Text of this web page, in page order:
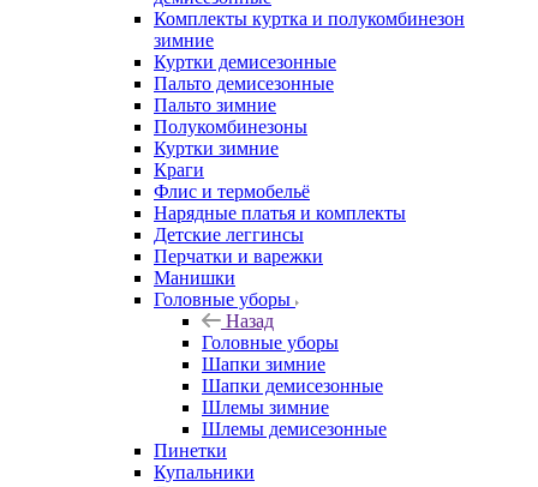
Комплекты куртка и полукомбинезон
зимние
Куртки демисезонные
Пальто демисезонные
Пальто зимние
Полукомбинезоны
Куртки зимние
Краги
Флис и термобельё
Нарядные платья и комплекты
Детские леггинсы
Перчатки и варежки
Манишки
Головные уборы
Назад
Головные уборы
Шапки зимние
Шапки демисезонные
Шлемы зимние
Шлемы демисезонные
Пинетки
Купальники